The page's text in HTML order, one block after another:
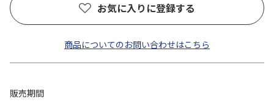
お気に入りに登録する
商品についてのお問い合わせはこちら
販売期間